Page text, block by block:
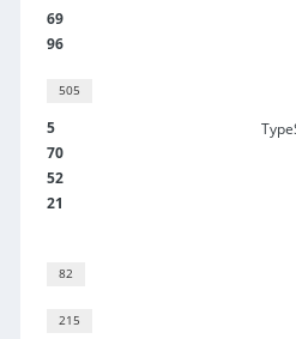
69
96
505
5
70
52
21
82
215